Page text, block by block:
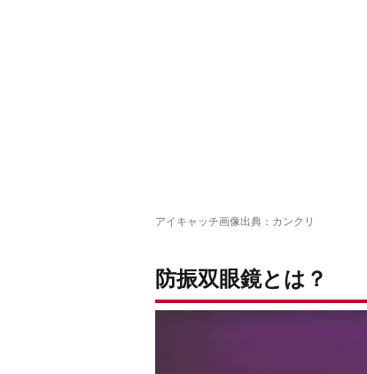
アイキャッチ画像出典： カンクリ
防振双眼鏡とは？